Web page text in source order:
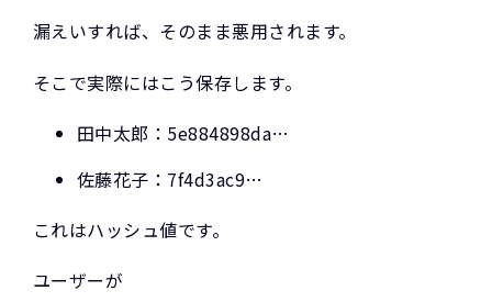
漏えいすれば、そのまま悪用されます。
そこで実際にはこう保存します。
田中太郎：5e884898da…
佐藤花子：7f4d3ac9…
これはハッシュ値です。
ユーザーが